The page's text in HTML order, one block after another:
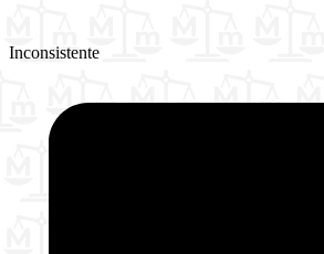
Inconsistente